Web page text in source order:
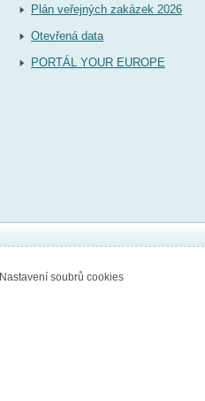
Plán veřejných zakázek 2026
Otevřená data
PORTÁL YOUR EUROPE
Nastavení soubrů cookies